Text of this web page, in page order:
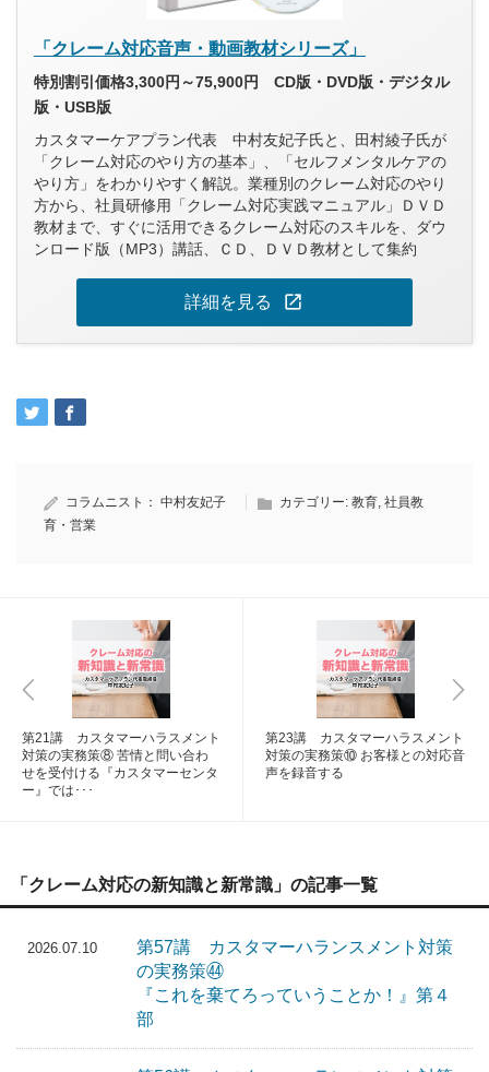
「クレーム対応音声・動画教材シリーズ」
特別割引価格3,300円～75,900円 CD版・DVD版・デジタル
版・USB版
カスタマーケアプラン代表 中村友妃子氏と、田村綾子氏が
「クレーム対応のやり方の基本」、「セルフメンタルケアの
やり方」をわかりやすく解説。業種別のクレーム対応のやり
方から、社員研修用「クレーム対応実践マニュアル」ＤＶＤ
教材まで、すぐに活用できるクレーム対応のスキルを、ダウ
ンロード版（MP3）講話、ＣＤ、ＤＶＤ教材として集約
詳細を見る open_in_new
コラムニスト： 中村友妃子 カテゴリー: 教育 社員教
育・営業
第21講 カスタマーハラスメント
対策の実務策⑧ 苦情と問い合わ
せを受付ける『カスタマーセンタ
ー』では･･･
第23講 カスタマーハラスメント
対策の実務策⑩ お客様との対応音
声を録音する
「クレーム対応の新知識と新常識」の記事一覧
2026.07.10
第57講 カスタマーハランスメント対策
の実務策㊹
『これを棄てろっていうことか！』第４
部